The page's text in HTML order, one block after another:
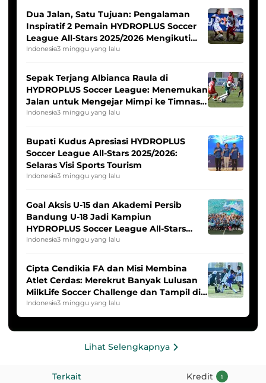
Dua Jalan, Satu Tujuan: Pengalaman
Inspiratif 2 Pemain HYDROPLUS Soccer
League All-Stars 2025/2026 Mengikuti
Seleksi Timnas Indonesia Putri
Indonesia3 minggu yang lalu
Sepak Terjang Albianca Raula di
HYDROPLUS Soccer League: Menemukan
Jalan untuk Mengejar Mimpi ke Timnas
Indonesia Putri
Indonesia3 minggu yang lalu
Bupati Kudus Apresiasi HYDROPLUS
Soccer League All-Stars 2025/2026:
Selaras Visi Sports Tourism
Indonesia3 minggu yang lalu
Goal Aksis U-15 dan Akademi Persib
Bandung U-18 Jadi Kampiun
HYDROPLUS Soccer League All-Stars
2025/2026
Indonesia3 minggu yang lalu
Cipta Cendikia FA dan Misi Membina
Atlet Cerdas: Merekrut Banyak Lulusan
MilkLife Soccer Challenge dan Tampil di
HYDROPLUS Soccer League
Indonesia3 minggu yang lalu
Lihat Selengkapnya
Terkait Kredit 1